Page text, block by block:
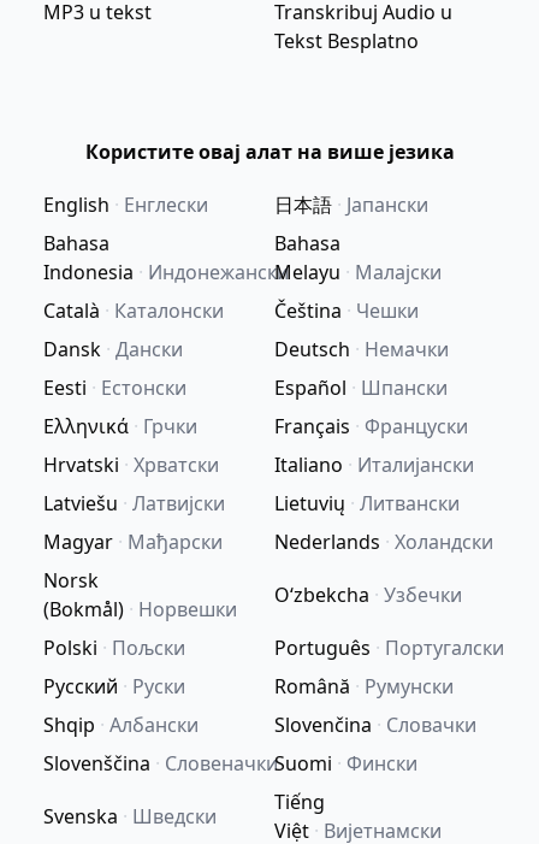
MP3 u tekst
Transkribuj Audio u
Tekst Besplatno
Користите овај алат на више језика
English · Енглески 日本語 · Јапански
Bahasa
Indonesia · Индонежански
Bahasa
Melayu · Малајски
Català · Каталонски Čeština · Чешки
Dansk · Дански Deutsch · Немачки
Eesti · Естонски Español · Шпански
Ελληνικά · Грчки Français · Француски
Hrvatski · Хрватски Italiano · Италијански
Latviešu · Латвијски Lietuvių · Литвански
Magyar · Мађарски Nederlands · Холандски
Norsk
(Bokmål) · Норвешки
Oʻzbekcha · Узбечки
Polski · Пољски Português · Португалски
Русский · Руски Română · Румунски
Shqip · Албански Slovenčina · Словачки
Slovenščina · СловеначкиSuomi · Фински
Svenska · Шведски
Tiếng
Việt · Вијетнамски